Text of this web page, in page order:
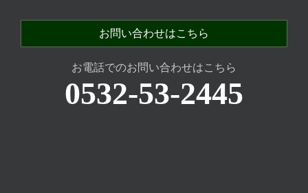
お問い合わせはこちら
お電話でのお問い合わせはこちら
0532-53-2445